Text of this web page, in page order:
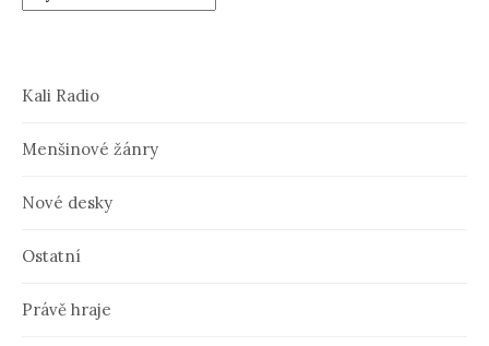
Kali Radio
Menšinové žánry
Nové desky
Ostatní
Právě hraje